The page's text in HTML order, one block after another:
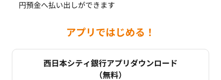
円預金へ払い出しができます
アプリではじめる！
西日本シティ銀行アプリダウンロード
（無料）